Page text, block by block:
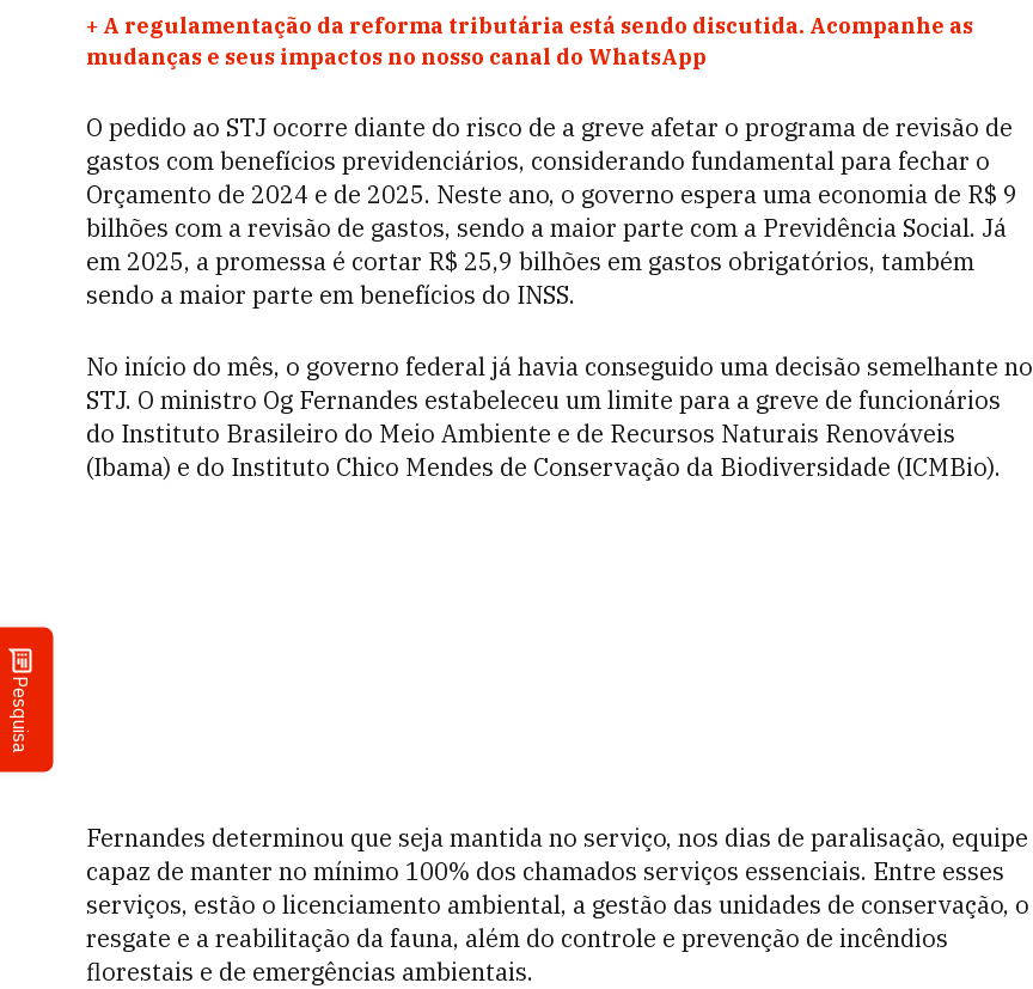
Pesquisa
+ A regulamentação da reforma tributária está sendo discutida. Acompanhe as
mudanças e seus impactos no nosso canal do WhatsApp
O pedido ao STJ ocorre diante do risco de a greve afetar o programa de revisão de
gastos com benefícios previdenciários, considerando fundamental para fechar o
Orçamento de 2024 e de 2025. Neste ano, o governo espera uma economia de R$ 9
bilhões com a revisão de gastos, sendo a maior parte com a Previdência Social. Já
em 2025, a promessa é cortar R$ 25,9 bilhões em gastos obrigatórios, também
sendo a maior parte em benefícios do INSS.
No início do mês, o governo federal já havia conseguido uma decisão semelhante no
STJ. O ministro Og Fernandes estabeleceu um limite para a greve de funcionários
do Instituto Brasileiro do Meio Ambiente e de Recursos Naturais Renováveis
(Ibama) e do Instituto Chico Mendes de Conservação da Biodiversidade (ICMBio).
Fernandes determinou que seja mantida no serviço, nos dias de paralisação, equipe
capaz de manter no mínimo 100% dos chamados serviços essenciais. Entre esses
serviços, estão o licenciamento ambiental, a gestão das unidades de conservação, o
resgate e a reabilitação da fauna, além do controle e prevenção de incêndios
florestais e de emergências ambientais.